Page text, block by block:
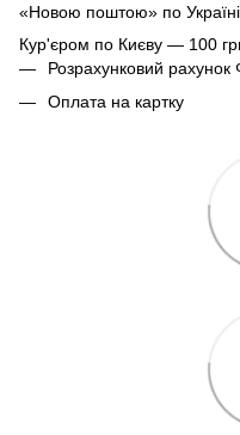
«Новою поштою» по Україні
Кур'єром по Києву — 100
Розрахунковий
Оплата на картку